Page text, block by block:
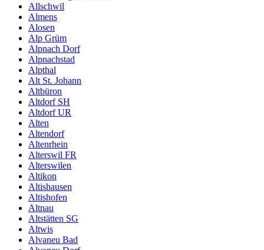
Allschwil
Almens
Alosen
Alp Grüm
Alpnach Dorf
Alpnachstad
Alpthal
Alt St. Johann
Altbüron
Altdorf SH
Altdorf UR
Alten
Altendorf
Altenrhein
Alterswil FR
Alterswilen
Altikon
Altishausen
Altishofen
Altnau
Altstätten SG
Altwis
Alvaneu Bad